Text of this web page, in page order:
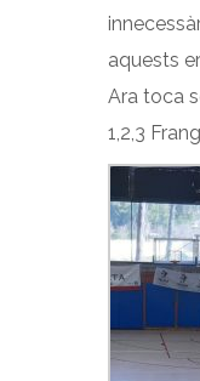
aquests
Ara toca
1,2,3